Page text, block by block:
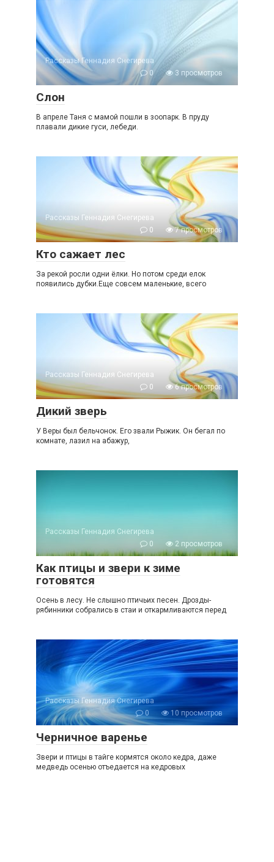
Рассказы Геннадия Снегирева
0
3 просмотров
Слон
В апреле Таня с мамой пошли в зоопарк. В пруду
плавали дикие гуси, лебеди.
Рассказы Геннадия Снегирева
0
7 просмотров
Кто сажает лес
За рекой росли одни ёлки. Но потом среди елок
появились дубки.Еще совсем маленькие, всего
Рассказы Геннадия Снегирева
0
6 просмотров
Дикий зверь
У Веры был бельчонок. Его звали Рыжик. Он бегал по
комнате, лазил на абажур,
Рассказы Геннадия Снегирева
0
2 просмотров
Как птицы и звери к зиме
готовятся
Осень в лесу. Не слышно птичьих песен. Дрозды-
рябинники собрались в стаи и откармливаются перед
Рассказы Геннадия Снегирева
0
10 просмотров
Черничное варенье
Звери и птицы в тайге кормятся около кедра, даже
медведь осенью отъедается на кедровых